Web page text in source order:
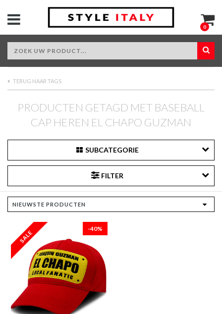
0
TERUG NAAR TAGS
PRODUCTEN GETAGD MET BASEBALL
CAP HEREN EL CHAPO GUZMAN
SUBCATEGORIE
FILTER
-40%